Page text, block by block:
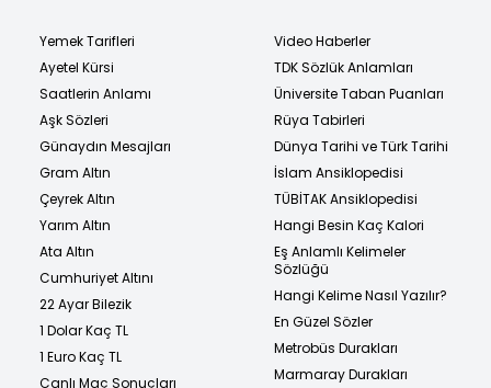
Yemek Tarifleri
Ayetel Kürsi
Saatlerin Anlamı
Aşk Sözleri
Günaydın Mesajları
Gram Altın
Çeyrek Altın
Yarım Altın
Ata Altın
Cumhuriyet Altını
22 Ayar Bilezik
1 Dolar Kaç TL
1 Euro Kaç TL
Canlı Maç Sonuçları
Video Haberler
TDK Sözlük Anlamları
Üniversite Taban Puanları
Rüya Tabirleri
Dünya Tarihi ve Türk Tarihi
İslam Ansiklopedisi
TÜBİTAK Ansiklopedisi
Hangi Besin Kaç Kalori
Eş Anlamlı Kelimeler
Sözlüğü
Hangi Kelime Nasıl Yazılır?
En Güzel Sözler
Metrobüs Durakları
Marmaray Durakları